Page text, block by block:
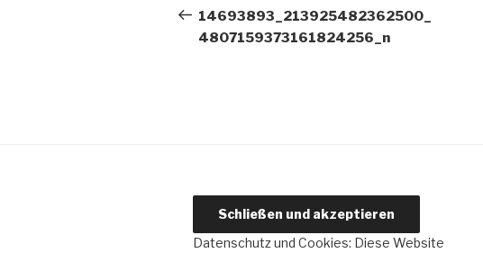
Beitrag
14693893_213925482362500_
4807159373161824256_n
Datenschutz und Cookies: Diese Website